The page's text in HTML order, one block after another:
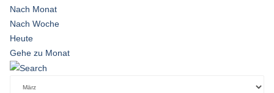
Nach Monat
Nach Woche
Heute
Gehe zu Monat